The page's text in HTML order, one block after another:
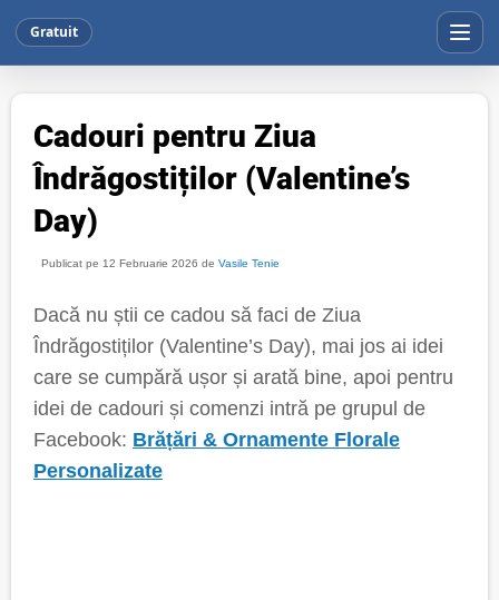
Gratuit
Cadouri pentru Ziua
Îndrăgostiților (Valentine’s
Day)
Publicat pe 12 Februarie 2026 de Vasile Tenie
Dacă nu știi ce cadou să faci de Ziua
Îndrăgostiților (Valentine’s Day), mai jos ai idei
care se cumpără ușor și arată bine, apoi pentru
idei de cadouri și comenzi intră pe grupul de
Facebook: Brățări & Ornamente Florale
Personalizate